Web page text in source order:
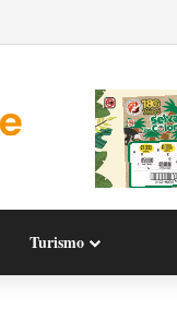
Turismo